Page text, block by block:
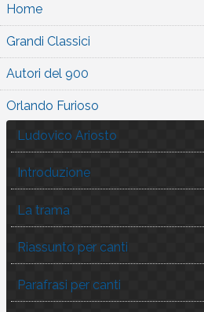
Home
Grandi Classici
Autori del 900
Orlando Furioso
Ludovico Ariosto
Introduzione
La trama
Riassunto per canti
Parafrasi per canti